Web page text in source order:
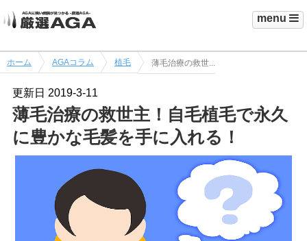
menu
ホーム AGAコラム 植毛 薄毛治療の救世...
更新日 2019-3-11
薄毛治療の救世主！自毛植毛で永久
に豊かな毛髪を手に入れる！